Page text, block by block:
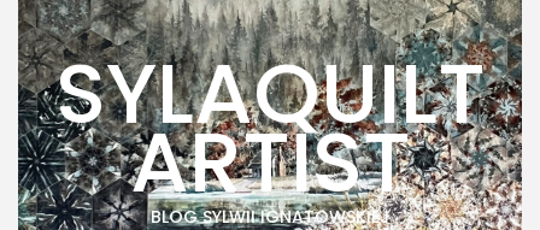
Skip
contentSYLAQUILT
ARTIST
BLOG SYLWII IGNATOWSKIEJ